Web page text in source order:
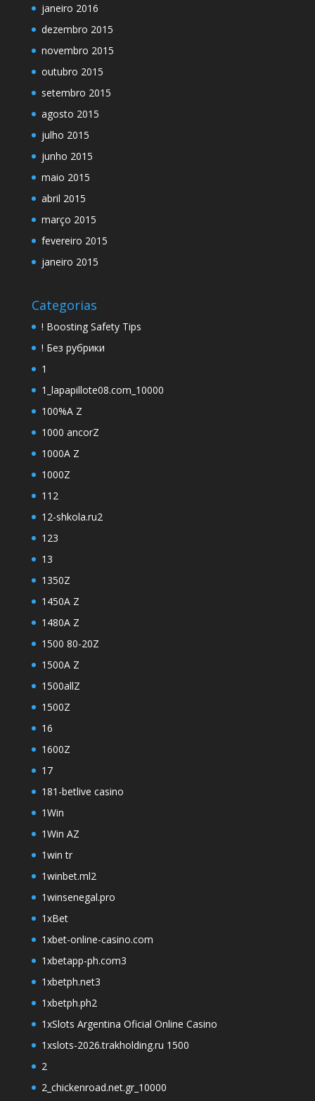
janeiro 2016
dezembro 2015
novembro 2015
outubro 2015
setembro 2015
agosto 2015
julho 2015
junho 2015
maio 2015
abril 2015
março 2015
fevereiro 2015
janeiro 2015
Categorias
! Boosting Safety Tips
! Без рубрики
1
1_lapapillote08.com_10000
100%A Z
1000 ancorZ
1000A Z
1000Z
112
12-shkola.ru2
123
13
1350Z
1450A Z
1480A Z
1500 80-20Z
1500A Z
1500allZ
1500Z
16
1600Z
17
181-betlive casino
1Win
1Win AZ
1win tr
1winbet.ml2
1winsenegal.pro
1xBet
1xbet-online-casino.com
1xbetapp-ph.com3
1xbetph.net3
1xbetph.ph2
1xSlots Argentina Oficial Online Casino
1xslots-2026.trakholding.ru 1500
2
2_chickenroad.net.gr_10000